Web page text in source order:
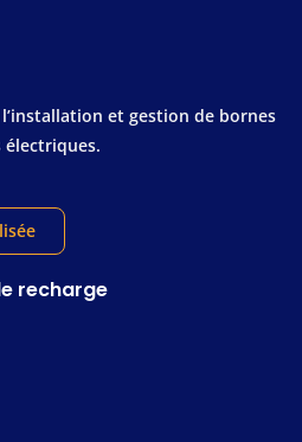
et gestion de bornes
recharge